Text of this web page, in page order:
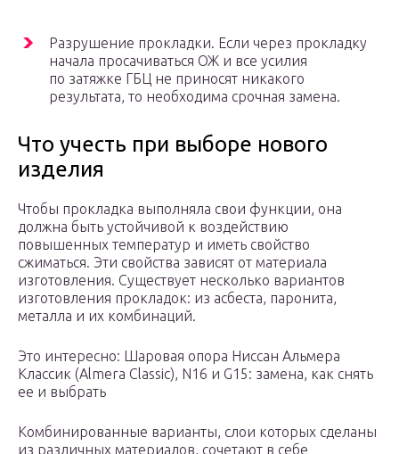
Разрушение прокладки. Если через прокладку
начала просачиваться ОЖ и все усилия
по затяжке ГБЦ не приносят никакого
результата, то необходима срочная замена.
Что учесть при выборе нового
изделия
Чтобы прокладка выполняла свои функции, она
должна быть устойчивой к воздействию
повышенных температур и иметь свойство
сжиматься. Эти свойства зависят от материала
изготовления. Существует несколько вариантов
изготовления прокладок: из асбеста, паронита,
металла и их комбинаций.
Это интересно: Шаровая опора Ниссан Альмера
Классик (Almera Classic), N16 и G15: замена, как снять
ее и выбрать
Комбинированные варианты, слои которых сделаны
из различных материалов, сочетают в себе